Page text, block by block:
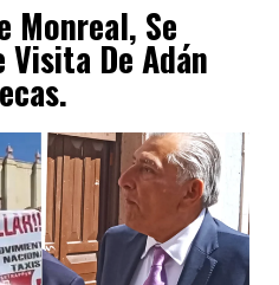
Monreal, Se
De Adán